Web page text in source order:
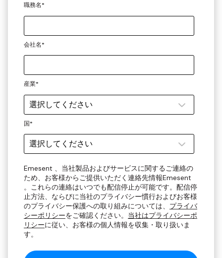
職務名*
会社名*
産業*
国*
Emesent 、当社製品およびサービスに関するご連絡の
ため、お客様からご提供いただく連絡先情報Emesent
。これらの連絡はいつでも配信停止が可能です。配信停
止方法、ならびに当社のプライバシー慣行およびお客様
のプライバシー保護への取り組みについては、 プライバ
シーポリシーをご確認ください。 当社はプライバシーポ
リシーに従い、お客様の個人情報を収集・取り扱いま
す。